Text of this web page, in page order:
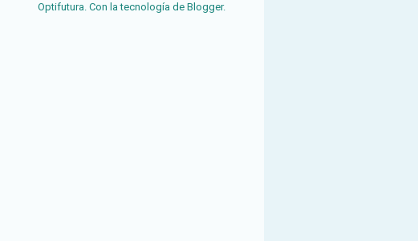
Optifutura. Con la tecnología de Blogger.